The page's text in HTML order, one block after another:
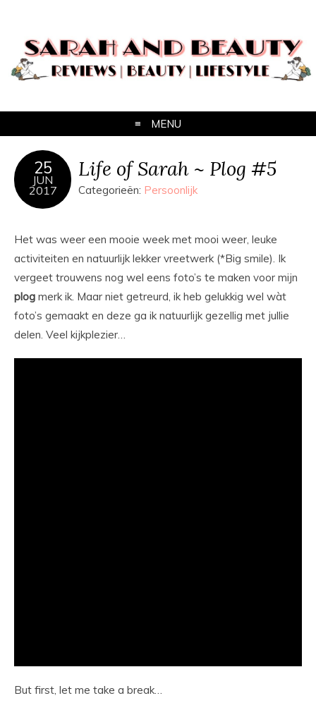
MENU
25
JUN
2017
Life of Sarah ~ Plog #5
Categorieën: Persoonlijk
Het was weer een mooie week met mooi weer, leuke
activiteiten en natuurlijk lekker vreetwerk (*Big smile). Ik
vergeet trouwens nog wel eens foto’s te maken voor mijn
plog merk ik. Maar niet getreurd, ik heb gelukkig wel wàt
foto’s gemaakt en deze ga ik natuurlijk gezellig met jullie
delen. Veel kijkplezier…
But first, let me take a break…